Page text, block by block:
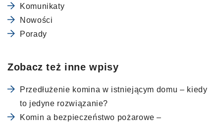
Komunikaty
Nowości
Porady
Zobacz też inne wpisy
Przedłużenie komina w istniejącym domu – kiedy
to jedyne rozwiązanie?
Komin a bezpieczeństwo pożarowe –